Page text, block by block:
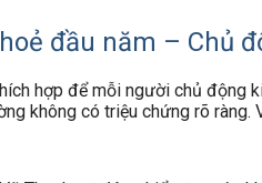
đầu năm – Chủ
hợp để mỗi người chủ động
không có triệu chứng rõ ràng.